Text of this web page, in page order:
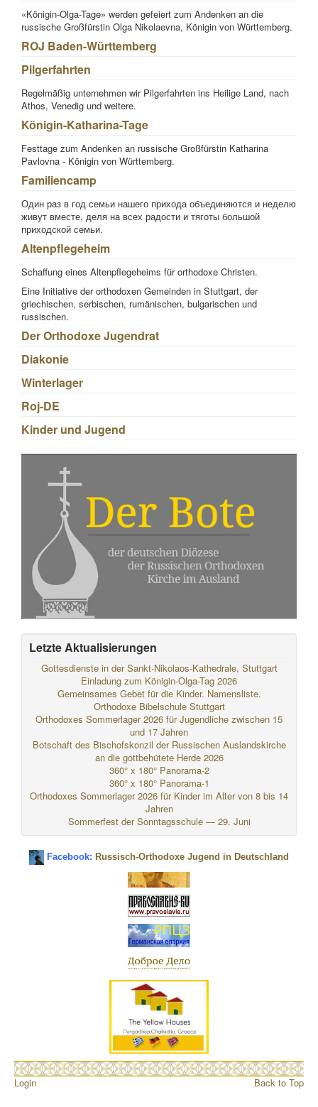
«Königin-Olga-Tage» werden gefeiert zum Andenken an die
russische Großfürstin Olga Nikolaevna, Königin von Württemberg.
ROJ Baden-Württemberg
Pilgerfahrten
Regelmäßig unternehmen wir Pilgerfahrten ins Heilige Land, nach
Athos, Venedig und weitere.
Königin-Katharina-Tage
Festtage zum Andenken an russische Großfürstin Katharina
Pavlovna - Königin von Württemberg.
Familiencamp
Один раз в год семьи нашего прихода объединяются и неделю
живут вместе, деля на всех радости и тяготы большой
приходской семьи.
Altenpflegeheim
Schaffung eines Altenpflegeheims für orthodoxe Christen.
Eine Initiative der orthodoxen Gemeinden in Stuttgart, der
griechischen, serbischen, rumänischen, bulgarischen und
russischen.
Der Orthodoxe Jugendrat
Diakonie
Winterlager
Roj-DE
Kinder und Jugend
Letzte Aktualisierungen
Gottesdienste in der Sankt-Nikolaos-Kathedrale, Stuttgart
Einladung zum Königin-Olga-Tag 2026
Gemeinsames Gebet für die Kinder. Namensliste.
Orthodoxe Bibelschule Stuttgart
Orthodoxes Sommerlager 2026 für Jugendliche zwischen 15
und 17 Jahren
Botschaft des Bischofskonzil der Russischen Auslandskirche
an die gottbehütete Herde 2026
360° x 180° Panorama-2
360° x 180° Panorama-1
Orthodoxes Sommerlager 2026 für Kinder im Alter von 8 bis 14
Jahren
Sommerfest der Sonntagsschule — 29. Juni
Facebook: Russisch-Orthodoxe Jugend in Deutschland
Login Back to Top